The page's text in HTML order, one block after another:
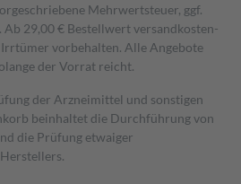
Mehrwertsteuer, ggf.
Ab 29,00 € Bestell­wert versand­kosten­
vorbehalten. Alle Angebote
der Vorrat reicht.
der Arzneimittel und sonstigen
beinhaltet die Durchführung von
die Prüfung etwaiger